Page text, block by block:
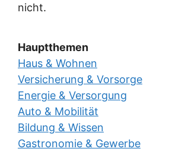
nicht.
Hauptthemen
Haus & Wohnen
Versicherung & Vorsorge
Energie & Versorgung
Auto & Mobilität
Bildung & Wissen
Gastronomie & Gewerbe